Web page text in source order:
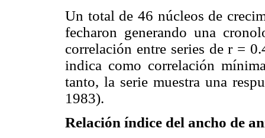
Un total de 46 núcleos de
fecharon generando una
correlación entre series de r =
indica como correlación
tanto, la serie muestra una
1983).
Relación índice del ancho de